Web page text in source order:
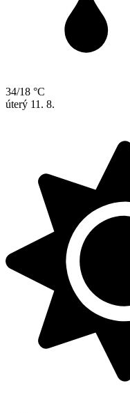
34/18 °C
úterý 11. 8.